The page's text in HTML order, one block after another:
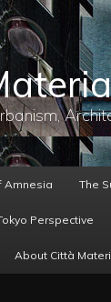
Amnesia The
Perspective
About Città